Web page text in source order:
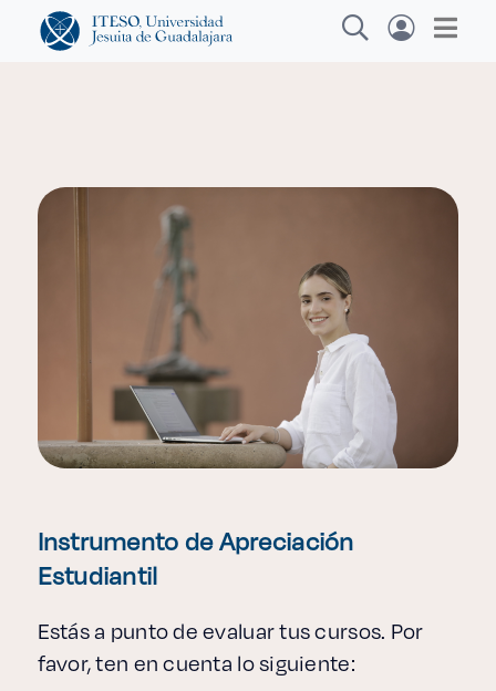
Explora sitios web, programas académicos,
actividades y noticias
Diplomad
Aspirantes
Becas
Instrumento de Apreciación
Estudiantil
Estás a punto de evaluar tus cursos. Por
favor, ten en cuenta lo siguiente: